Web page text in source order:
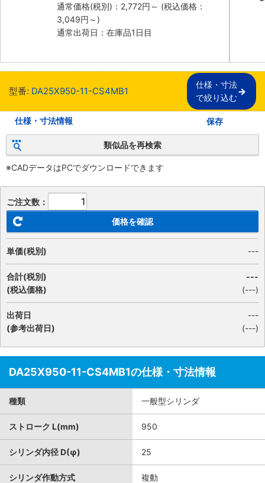
通常価格(税別)： 2,772円 ～ (税込価格：
3,049円 ～)
通常出荷日：在庫品1日目
型番: DA25X950-11-CS4MB1
仕様・寸法
で絞り込む
仕様・寸法情報 保存
類似品を再検索
※CADデータはPCでダウンロードできます
ご注文数：
価格を確認
単価(税別) ---
合計(税別)
(税込価格)
---
(---)
出荷日
(参考出荷日)
---
(---)
DA25X950-11-CS4MB1の仕様・寸法情報
種類 一般型シリンダ
ストローク L(mm) 950
シリンダ内径 D(φ) 25
シリンダ作動方式 複動